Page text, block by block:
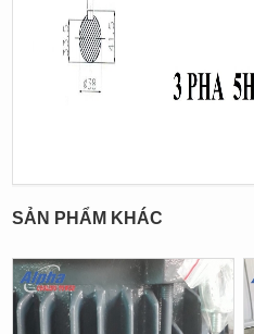
SẢN PHẨM KHÁC